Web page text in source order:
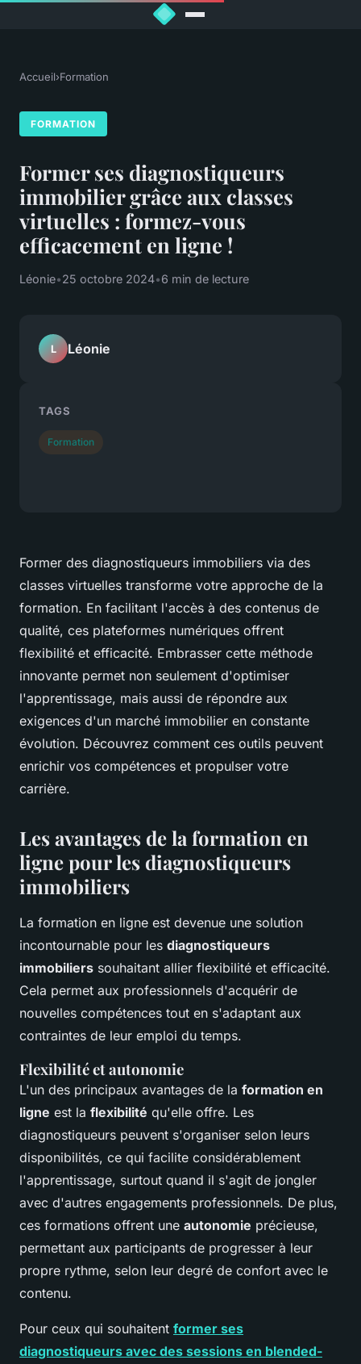
Accueil›Formation
FORMATION
Former ses diagnostiqueurs
immobilier grâce aux classes
virtuelles : formez-vous
efficacement en ligne !
Léonie•25 octobre 2024•6 min de lecture
Former des diagnostiqueurs immobiliers via des
classes virtuelles transforme votre approche de la
formation. En facilitant l'accès à des contenus de
qualité, ces plateformes numériques offrent
flexibilité et efficacité. Embrasser cette méthode
innovante permet non seulement d'optimiser
l'apprentissage, mais aussi de répondre aux
exigences d'un marché immobilier en constante
évolution. Découvrez comment ces outils peuvent
enrichir vos compétences et propulser votre
carrière.
Les avantages de la formation en
ligne pour les diagnostiqueurs
immobiliers
La formation en ligne est devenue une solution
incontournable pour les diagnostiqueurs
immobiliers souhaitant allier flexibilité et efficacité.
Cela permet aux professionnels d'acquérir de
nouvelles compétences tout en s'adaptant aux
contraintes de leur emploi du temps.
Flexibilité et autonomie
L'un des principaux avantages de la formation en
ligne est la flexibilité qu'elle offre. Les
diagnostiqueurs peuvent s'organiser selon leurs
disponibilités, ce qui facilite considérablement
l'apprentissage, surtout quand il s'agit de jongler
avec d'autres engagements professionnels. De plus,
ces formations offrent une autonomie précieuse,
permettant aux participants de progresser à leur
propre rythme, selon leur degré de confort avec le
contenu.
Pour ceux qui souhaitent former ses
diagnostiqueurs avec des sessions en blended-
L Léonie
TAGS
Formation